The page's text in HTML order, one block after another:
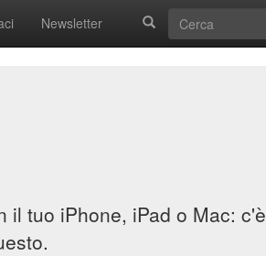
Newsletter
il tuo iPhone, iPad o Mac: c'è